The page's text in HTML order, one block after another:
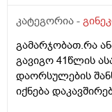
კატეგორია -
გამარჯობათ.რა
გავიგო 41წლის
დაორსულების
იქნება